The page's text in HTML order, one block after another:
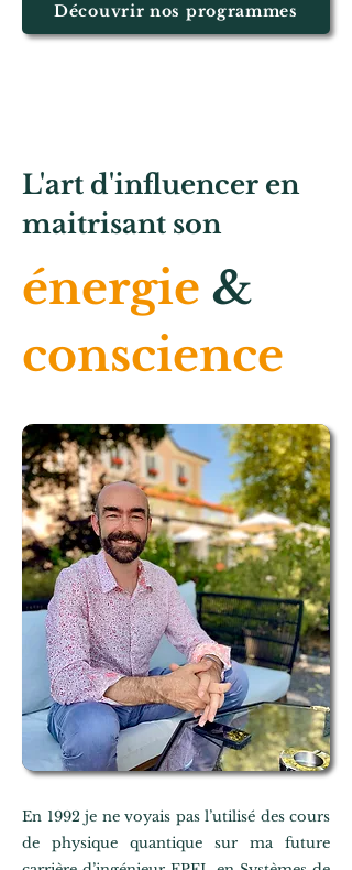
Découvrir nos programmes
L'art d'influencer en
maitrisant son
énergie &
conscience
En 1992 je ne voyais pas l’utilisé des cours
de physique quantique sur ma future